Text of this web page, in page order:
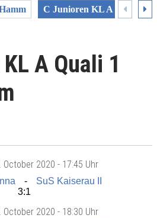
C Junioren KL A Quali 1
A Quali 1
October 2020 - 17:45 Uhr
SuS Kaiserau II
3:1
October 2020 - 18:30 Uhr